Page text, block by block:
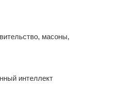
масоны,
интеллект